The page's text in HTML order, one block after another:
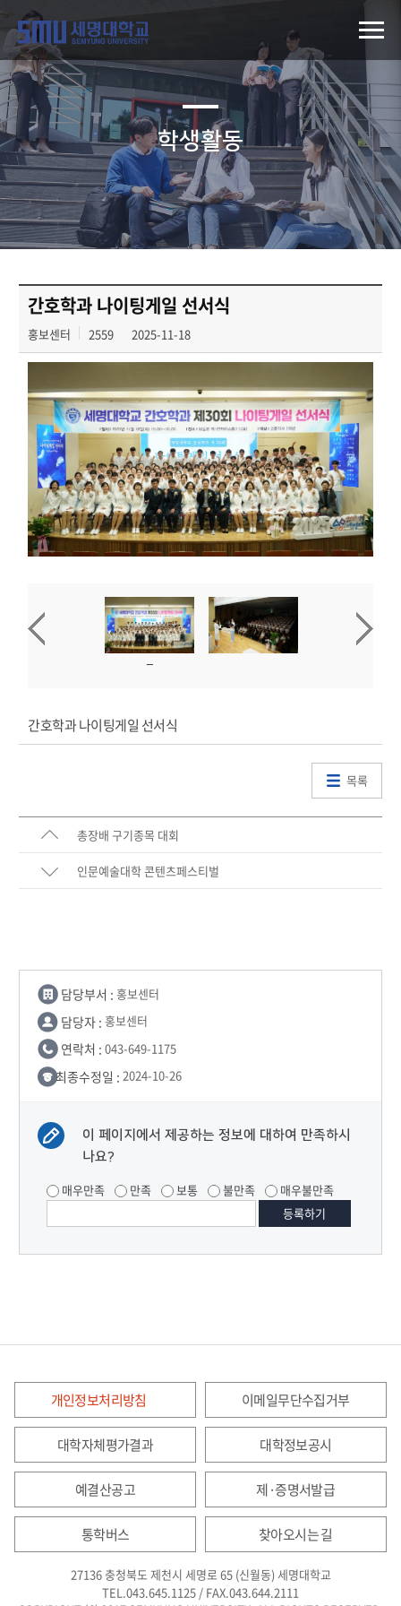
학생활동
간호학과 나이팅게일 선서식
홍보센터 2559 2025-11-18
간호학과 나이팅게일 선서식
목록
총장배 구기종목 대회
인문예술대학 콘텐츠페스티벌
담당부서 : 홍보센터
담당자 : 홍보센터
연락처 : 043-649-1175
최종수정일 : 2024-10-26
이 페이지에서 제공하는 정보에 대하여 만족하시
나요?
매우만족 만족 보통 불만족 매우불만족
개인정보처리방침 이메일무단수집거부
대학자체평가결과 대학정보공시
예결산공고 제·증명서발급
통학버스 찾아오시는 길
27136 충청북도 제천시 세명로 65 (신월동) 세명대학교
TEL.043.645.1125 / FAX.043.644.2111